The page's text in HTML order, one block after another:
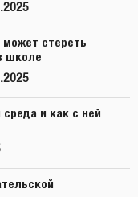
стереть
школе
и как с ней